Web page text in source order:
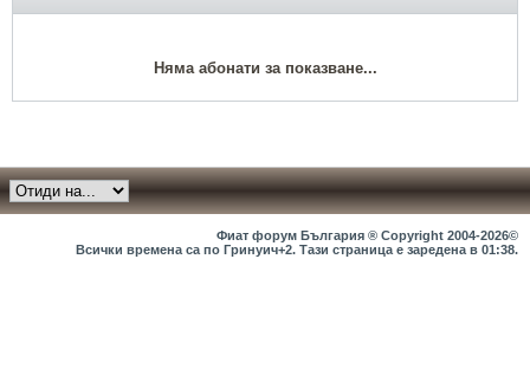
Няма абонати за показване...
Фиат форум България ® Copyright 2004-2026©
Всички времена са по Гринуич+2. Тази страница е заредена в 01:38.